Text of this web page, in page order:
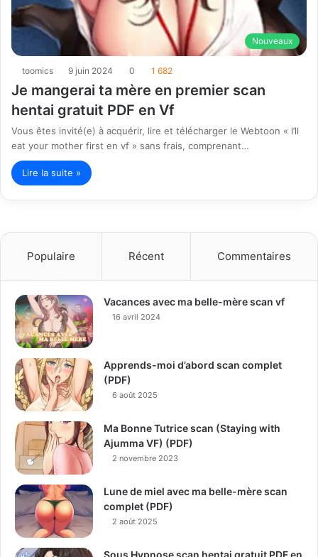
Nouveaux
toomics 9 juin 2024 0 1 682
Je mangerai ta mère en premier scan
hentai gratuit PDF en Vf
Vous êtes invité(e) à acquérir, lire et télécharger le Webtoon « I’ll
eat your mother first en vf » sans frais, comprenant…
Lire la suite »
Populaire Récent Commentaires
Vacances avec ma belle-mère scan vf
16 avril 2024
Apprends-moi d’abord scan complet
(PDF)
6 août 2025
Ma Bonne Tutrice scan (Staying with
Ajumma VF) (PDF)
2 novembre 2023
Lune de miel avec ma belle-mère scan
complet (PDF)
2 août 2025